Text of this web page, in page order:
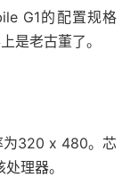
G1的配置规格
是老古董了。
为320 x 480。芯
理器。